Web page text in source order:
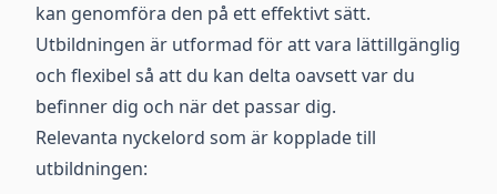
kan genomföra den på ett effektivt sätt.
Utbildningen är utformad för att vara lättillgänglig
och flexibel så att du kan delta oavsett var du
befinner dig och när det passar dig.
Relevanta nyckelord som är kopplade till
utbildningen: